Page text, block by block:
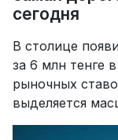
сегодня
В столице
за 6 млн тенге
рыночных
выделяется